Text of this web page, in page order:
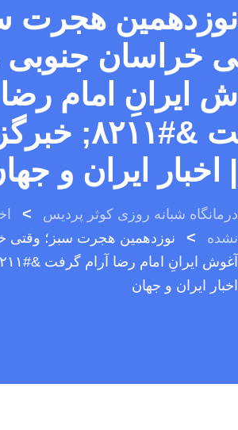
نوزدهمین هجرت
ی خراسان جنوبی
ش ایرانِ امام
ت &#۸۲۱۱;
| اخبار ایران و
درمانگاه شبانه روزی کوثر پردیس >
نشده
>
نوزدهمین هجرت سبز؛ وقتی
اخبار ایران و جهان